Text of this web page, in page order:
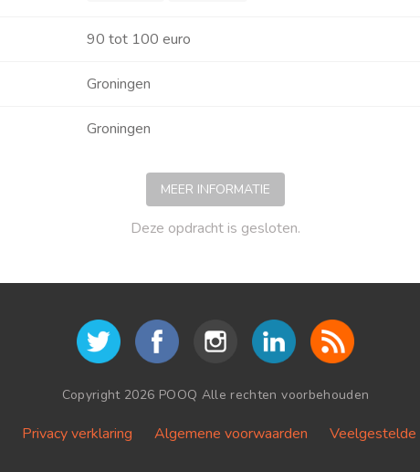
90 tot 100 euro
Groningen
Groningen
MEER INFORMATIE
Deze opdracht is gesloten.
Copyright 2026 POOQ Alle rechten voorbehouden
Privacy verklaring Algemene voorwaarden Veelgestelde